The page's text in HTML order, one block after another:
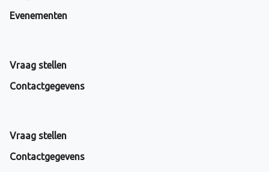
Evenementen
Vraag stellen
Contactgegevens
Vraag stellen
Contactgegevens